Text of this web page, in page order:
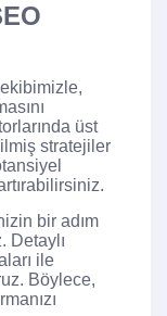
üst
stratejiler
bir adım
Detaylı
ile
Böylece,